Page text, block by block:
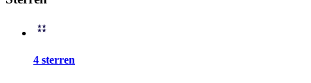
4 sterren